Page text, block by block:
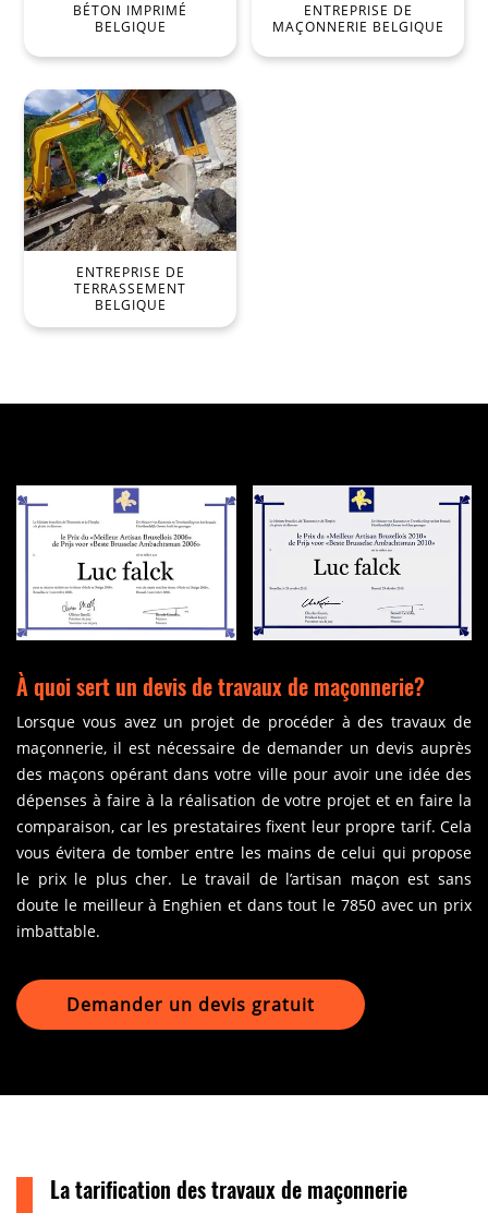
BÉTON IMPRIMÉ
BELGIQUE
ENTREPRISE DE
MAÇONNERIE BELGIQUE
ENTREPRISE DE
TERRASSEMENT
BELGIQUE
À quoi sert un devis de travaux de maçonnerie?
Lorsque vous avez un projet de procéder à des travaux de
maçonnerie, il est nécessaire de demander un devis auprès
des maçons opérant dans votre ville pour avoir une idée des
dépenses à faire à la réalisation de votre projet et en faire la
comparaison, car les prestataires fixent leur propre tarif. Cela
vous évitera de tomber entre les mains de celui qui propose
le prix le plus cher. Le travail de l’artisan maçon est sans
doute le meilleur à Enghien et dans tout le 7850 avec un prix
imbattable.
Demander un devis gratuit
La tarification des travaux de maçonnerie